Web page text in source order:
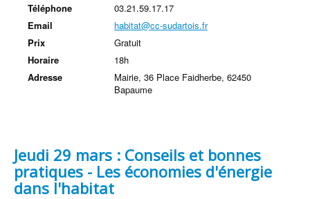
Téléphone
03.21.59.17.17
Email
habitat@cc-sudartois.fr
Prix
Gratuit
Horaire
18h
Adresse
Mairie, 36 Place Faidherbe, 62450
Bapaume
Jeudi 29 mars : Conseils et bonnes
pratiques - Les économies d'énergie
dans l'habitat